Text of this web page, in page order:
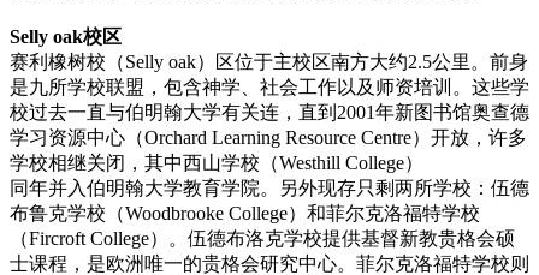
Selly oak校区
赛利橡树校（Selly oak）区位于主校区南方大约2.5公里。前身
是九所学校联盟，包含神学、社会工作以及师资培训。这些学
校过去一直与伯明翰大学有关连，直到2001年新图书馆奥查德
学习资源中心（Orchard Learning Resource Centre）开放，许多
学校相继关闭，其中西山学校（Westhill College）
同年并入伯明翰大学教育学院。另外现存只剩两所学校：伍德
布鲁克学校（Woodbrooke College）和菲尔克洛福特学校
（Fircroft College）。伍德布洛克学校提供基督新教贵格会硕
士课程，是欧洲唯一的贵格会研究中心。菲尔克洛福特学校则